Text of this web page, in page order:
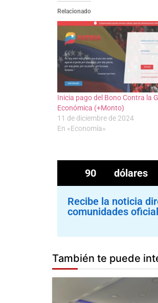
Relacionado
Inicia pago del Bono Contra la
Económica (+Monto)
11 de diciembre de 2024
En «Economía»
90 dólares
Recibe la noticia
comunidades
También te puede